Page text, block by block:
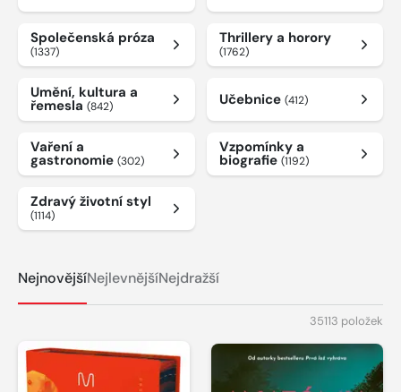
Společenská próza
(1337)
Thrillery a horory
(1762)
Umění, kultura a
řemesla (842) Učebnice (412)
Vaření a
gastronomie (302)
Vzpomínky a
biografie (1192)
Zdravý životní styl
(1114)
NejnovějšíNejlevnějšíNejdražší
35113 položek